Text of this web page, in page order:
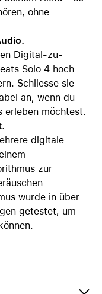
ohne
Digital-zu-
Solo 4 hoch
Schliesse sie
an, wenn du
erleben möchtest.
digitale
zur
wurde in über
getestet, um